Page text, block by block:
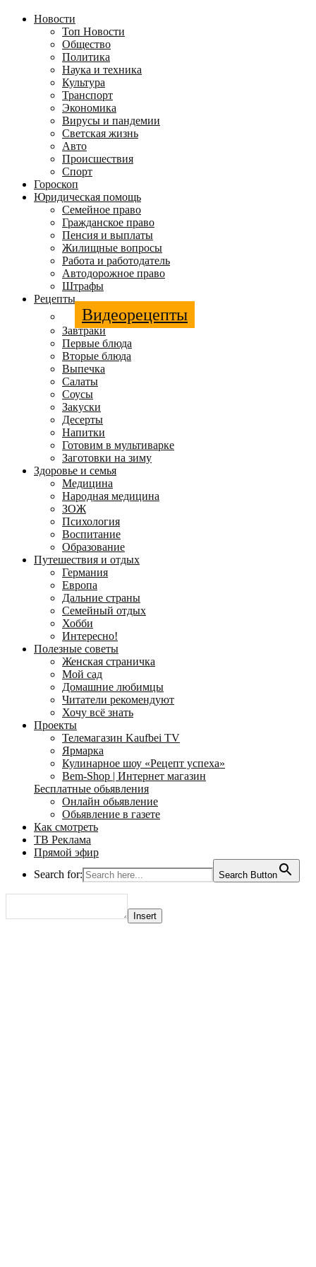
Новости
Топ Новости
Общество
Политика
Наука и техника
Культура
Транспорт
Экономика
Вирусы и пандемии
Светская жизнь
Авто
Происшествия
Спорт
Гороскоп
Юридическая помощь
Семейное право
Гражданское право
Пенсия и выплаты
Жилищные вопросы
Работа и работодатель
Автодорожное право
Штрафы
Рецепты
Видеорецепты
Завтраки
Первые блюда
Вторые блюда
Выпечка
Салаты
Соусы
Закуски
Десерты
Напитки
Готовим в мультиварке
Заготовки на зиму
Здоровье и семья
Медицина
Народная медицина
ЗОЖ
Психология
Воспитание
Образование
Путешествия и отдых
Германия
Европа
Дальние страны
Семейный отдых
Хобби
Интересно!
Полезные советы
Женская страничка
Мой сад
Домашние любимцы
Читатели рекомендуют
Хочу всё знать
Проекты
Телемагазин Kaufbei TV
Ярмарка
Кулинарное шоу «Рецепт успеха»
Bem-Shop | Интернет магазин
Бесплатные обьявления
Онлайн обьявление
Обьявление в газете
Как смотреть
ТВ Реклама
Прямой эфир
Search for:
Search Button
Insert